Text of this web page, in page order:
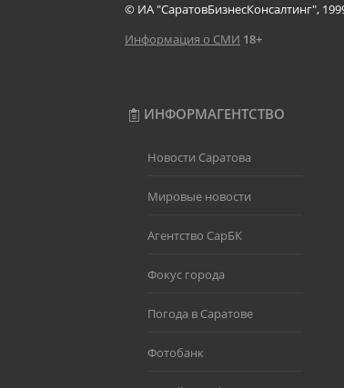
© ИА "СаратовБизнесКонсалтинг",
Информация о СМИ 18+
ИНФОРМАГЕНТСТВО
Новости Саратова
Мировые новости
Агентство СарБК
Фокус города
Погода в Саратове
Фотобанк